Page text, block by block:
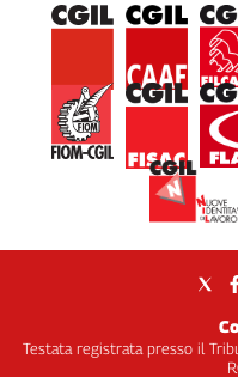
Testata registrata presso il